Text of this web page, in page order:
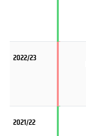
2022/23
2021/22